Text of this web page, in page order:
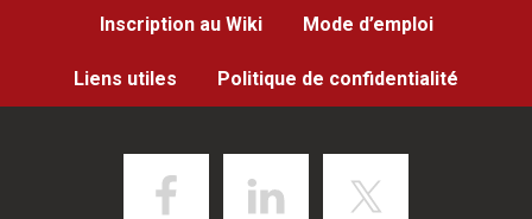
Inscription au Wiki Mode d’emploi
Liens utiles Politique de confidentialité